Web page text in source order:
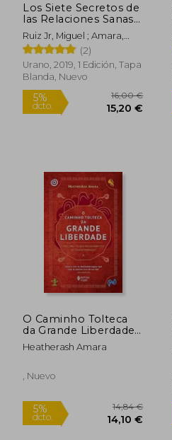
Los Siete Secretos de
las Relaciones Sanas y
Felices
Ruiz Jr, Miguel ; Amara,
Heatherash (2)
Urano, 2019, 1 Edición, Tapa
Blanda, Nuevo
O Caminho Tolteca
da Grande Liberdade.
Descubra os Quatro
Elementos de
Portugues do Brasil)
Heatherash Amara
, Nuevo